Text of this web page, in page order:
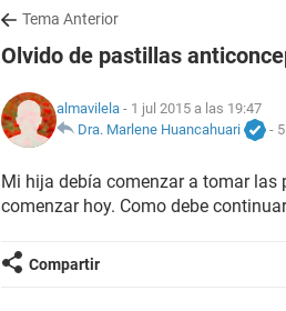
Tema Anterior
Olvido de pastillas
almavilela - 1 jul 2015 a las 19:47
Dra. Marlene Huancahuari
-
Mi hija debía comenzar a tomar las
comenzar hoy. Como debe
Compartir